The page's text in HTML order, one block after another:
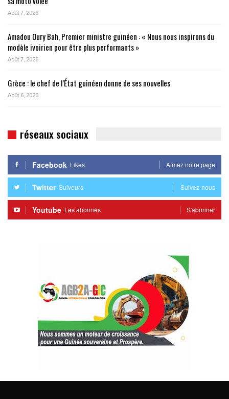
Août 7, 2026
Amadou Oury Bah, Premier ministre guinéen : « Nous nous inspirons du
modèle ivoirien pour être plus performants »
Août 7, 2026
Grèce : le chef de l’État guinéen donne de ses nouvelles
Août 6, 2026
réseaux sociaux
Facebook Likes Aimez notre page
Twitter Suiveurs Suivez-nous
Youtube Les abonnés S'abonner